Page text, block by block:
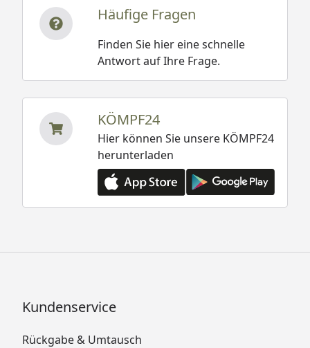
Häufige Fragen
Finden Sie hier eine schnelle
Antwort auf Ihre Frage.
KÖMPF24
Hier können Sie unsere KÖMPF24
herunterladen
Kundenservice
Rückgabe & Umtausch